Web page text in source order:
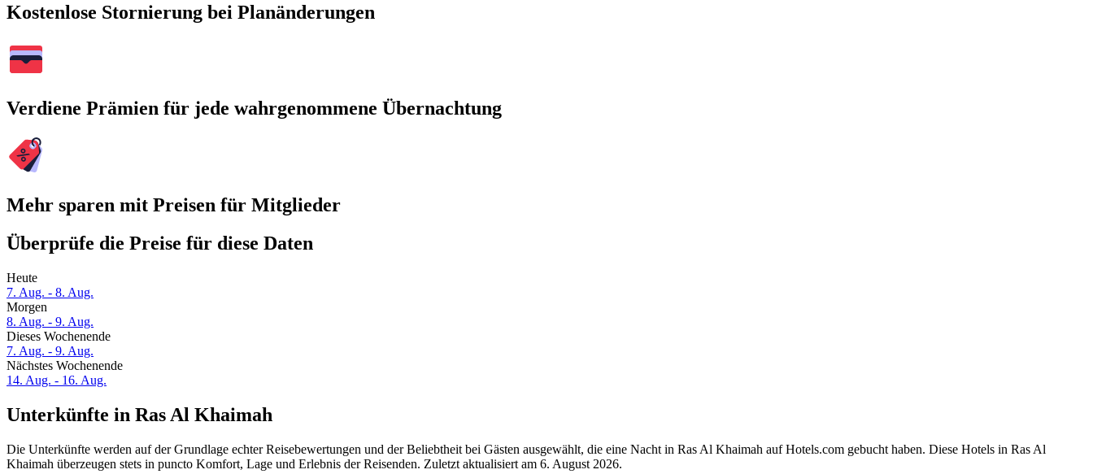
Kostenlose Stornierung bei Planänderungen
Verdiene Prämien für jede wahrgenommene Übernachtung
Mehr sparen mit Preisen für Mitglieder
Überprüfe die Preise für diese Daten
Heute
7. Aug. - 8. Aug.
Morgen
8. Aug. - 9. Aug.
Dieses Wochenende
7. Aug. - 9. Aug.
Nächstes Wochenende
14. Aug. - 16. Aug.
Unterkünfte in Ras Al Khaimah
Die Unterkünfte werden auf der Grundlage echter Reisebewertungen und der Beliebtheit bei Gästen ausgewählt, die eine Nacht in Ras Al Khaimah auf Hotels.com gebucht haben. Diese Hotels in Ras Al
Khaimah überzeugen stets in puncto Komfort, Lage und Erlebnis der Reisenden. Zuletzt aktualisiert am 6. August 2026.